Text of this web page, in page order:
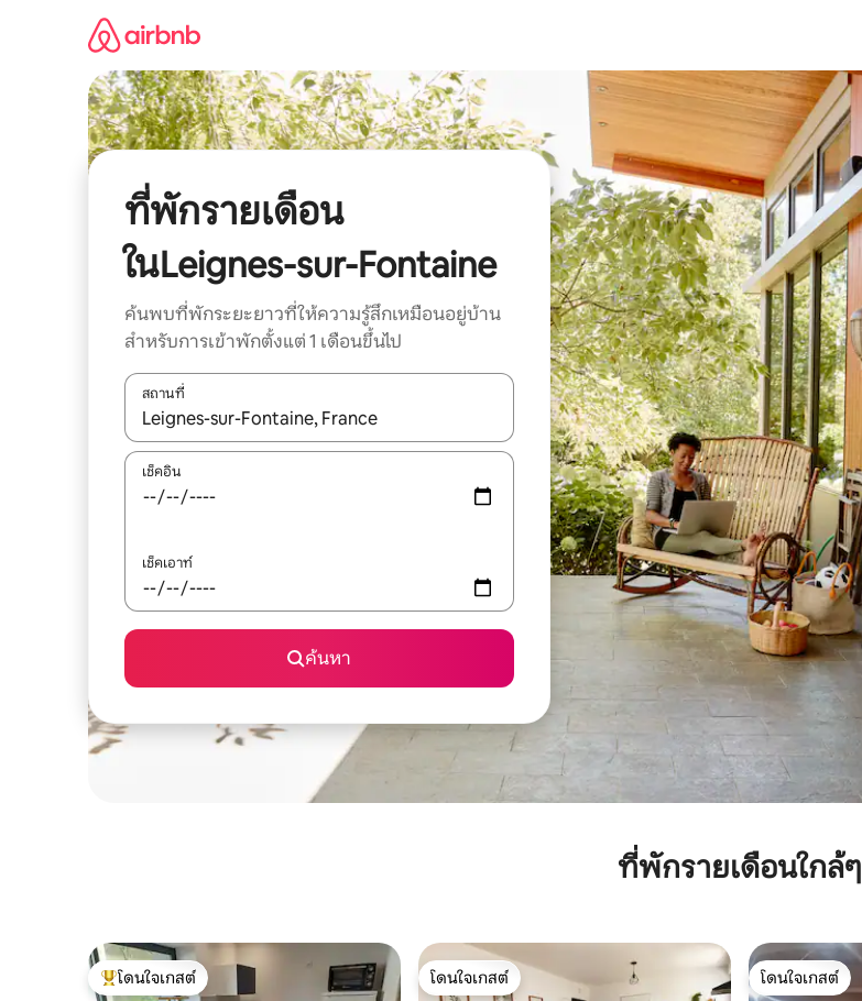
ที่พักรายเดือน
ในLeignes-sur-Fontaine
ค้นพบที่พักระยะยาวที่ให้ความรู้สึกเหมือนอยู่บ้าน
สำหรับการเข้าพักตั้งแต่ 1 เดือนขึ้นไป
สถานที่
ใช้ลูกศรขึ้นลง หรือใช้การสัมผัสหรือปัด เพื่อสำรวจผลการค้นหา
เช็คอิน
เช็คเอาท์
ค้นหา
ที่พักรายเดือนใกล้ๆ
โดนใจเกสต์ที่สุด
โดนใจเกสต์
โดนใจเกสต์
โดนใจเกสต์
โดนใจเกสต์
โดนใจเกสต์